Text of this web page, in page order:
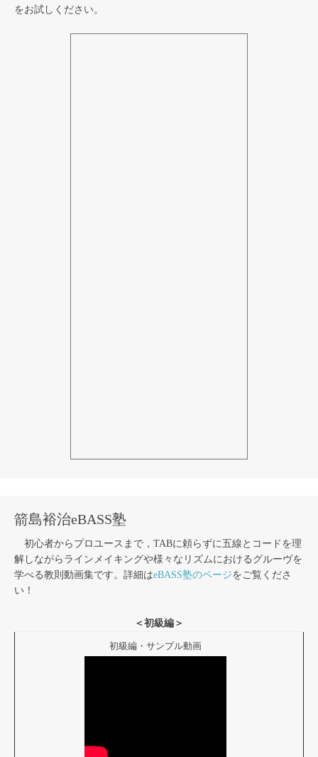
をお試しください。
箭島裕治eBASS塾
初心者からプロユースまで，TABに頼らずに五線とコードを理
解しながらラインメイキングや様々なリズムにおけるグルーヴを
学べる教則動画集です。詳細はeBASS塾のページをご覧くださ
い！
＜初級編＞
初級編・サンプル動画